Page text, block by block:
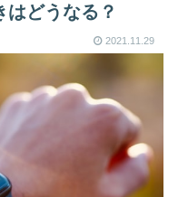
どうなる？
2021.11.29